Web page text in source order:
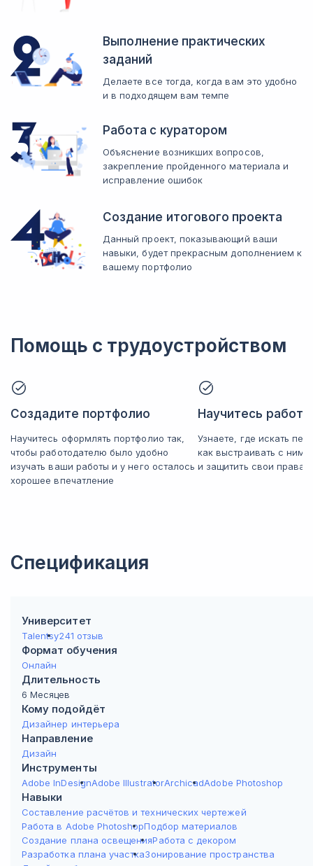
Выполнение практических
заданий
Делаете все тогда, когда вам это удобно
и в подходящем вам темпе
Работа с куратором
Объяснение возникших вопросов,
закрепление пройденного материала и
исправление ошибок
Создание итогового проекта
Данный проект, показывающий ваши
навыки, будет прекрасным дополнением к
вашему портфолио
Помощь с трудоустройством
Создадите портфолио
Научитесь оформлять портфолио так,
чтобы работодателю было удобно
изучать ваши работы и у него осталось
хорошее впечатление
Научитесь
Узнаете, где искать
как выстраивать с
и защитить свои права
Спецификация
Университет
Talentsy241 отзыв
Формат обучения
Онлайн
Длительность
6 Месяцев
Кому подойдёт
Дизайнер интерьера
Направление
Дизайн
Инструменты
Adobe InDesignAdobe IllustratorArchicadAdobe Photoshop
Навыки
Составление расчётов и технических чертежей
Работа в Adobe PhotoshopПодбор материалов
Создание плана освещенияРабота с декором
Разработка плана участкаЗонирование пространства